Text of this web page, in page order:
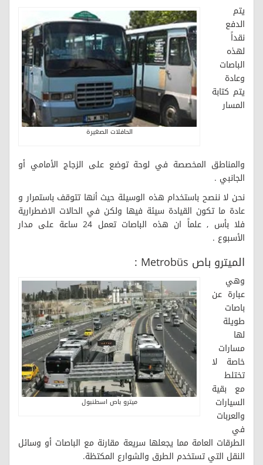
الحافلات الصغيرة
يتم
الدفع
نقداً
لهذه
الباصات
وعادة
يتم كتابة
المسار
والمناطق المخصصة في لوحة توضع على الزجاج الأمامي أو
الجانبي .
نحن لا ننصح باستخدام هذه الوسيلة حيث أنها تتوقف باستمرار و
عادة ما تكون القيادة سيئة فيها ولكن في الحالات الاضطرارية
فلا بأس , علماً ان هذه الباصات تعمل 24 ساعة على مدار
الأسبوع .
الميترو باص Metrobüs :
ميترو باص اسطنبول
وهي
عبارة عن
باصات
طويلة
لها
مسارات
خاصة لا
تختلط
مع بقية
السيارات
والعربات
في
الطرقات العامة مما يجعلها سريعة مقارنة مع الباصات أو وسائل
النقل التي تستخدم الطرق والشوارع المكتظة.